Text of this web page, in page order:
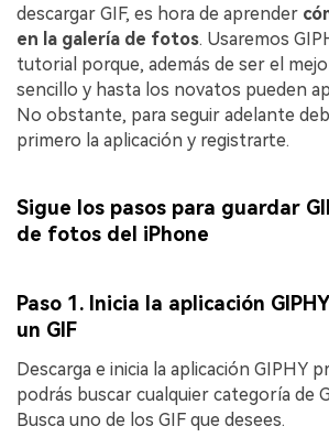
descargar GIF, es hora de aprender
en la galería de fotos. Usaremos
tutorial porque, además de ser el
sencillo y hasta los novatos pueden
No obstante, para seguir adelante
primero la aplicación y registrarte.
Sigue los pasos para guardar
de fotos del iPhone
Paso 1. Inicia la aplicación
un GIF
Descarga e inicia la aplicación GIPHY
podrás buscar cualquier categoría de
Busca uno de los GIF que desees.